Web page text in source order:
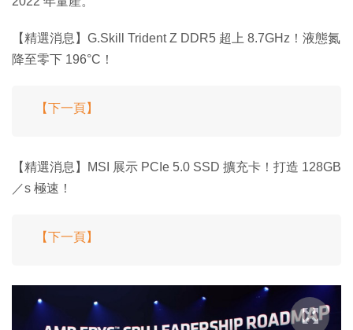
【精選消息】G.Skill Trident Z DDR5 超上 8.7GHz！液態氮
降至零下 196°C！
【下一頁】
【精選消息】MSI 展示 PCIe 5.0 SSD 擴充卡！打造 128GB
／s 極速！
【下一頁】